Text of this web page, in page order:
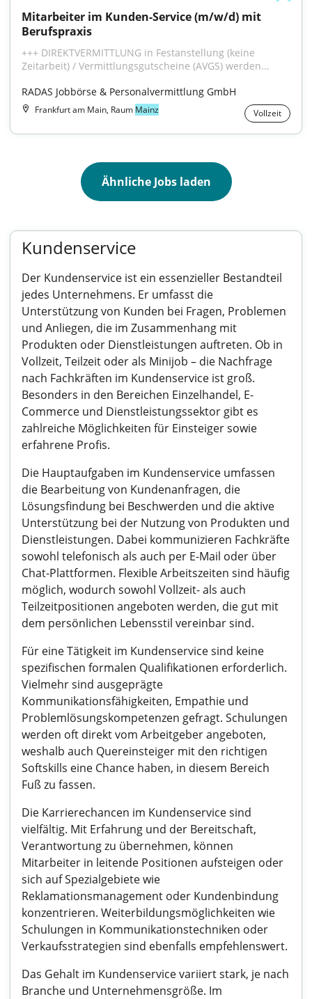
Mitarbeiter im Kunden-Service (m/w/d) mit
Berufspraxis
+++ DIREKTVERMITTLUNG in Festanstellung (keine
Zeitarbeit) / Vermittlungsgutscheine (AVGS) werden...
RADAS Jobbörse & Personalvermittlung GmbH
Frankfurt am Main, Raum Mainz Vollzeit
Ähnliche Jobs laden
Kundenservice
Der Kundenservice ist ein essenzieller Bestandteil
jedes Unternehmens. Er umfasst die
Unterstützung von Kunden bei Fragen, Problemen
und Anliegen, die im Zusammenhang mit
Produkten oder Dienstleistungen auftreten. Ob in
Vollzeit, Teilzeit oder als Minijob – die Nachfrage
nach Fachkräften im Kundenservice ist groß.
Besonders in den Bereichen Einzelhandel, E-
Commerce und Dienstleistungssektor gibt es
zahlreiche Möglichkeiten für Einsteiger sowie
erfahrene Profis.
Die Hauptaufgaben im Kundenservice umfassen
die Bearbeitung von Kundenanfragen, die
Lösungsfindung bei Beschwerden und die aktive
Unterstützung bei der Nutzung von Produkten und
Dienstleistungen. Dabei kommunizieren Fachkräfte
sowohl telefonisch als auch per E-Mail oder über
Chat-Plattformen. Flexible Arbeitszeiten sind häufig
möglich, wodurch sowohl Vollzeit- als auch
Teilzeitpositionen angeboten werden, die gut mit
dem persönlichen Lebensstil vereinbar sind.
Für eine Tätigkeit im Kundenservice sind keine
spezifischen formalen Qualifikationen erforderlich.
Vielmehr sind ausgeprägte
Kommunikationsfähigkeiten, Empathie und
Problemlösungskompetenzen gefragt. Schulungen
werden oft direkt vom Arbeitgeber angeboten,
weshalb auch Quereinsteiger mit den richtigen
Softskills eine Chance haben, in diesem Bereich
Fuß zu fassen.
Die Karrierechancen im Kundenservice sind
vielfältig. Mit Erfahrung und der Bereitschaft,
Verantwortung zu übernehmen, können
Mitarbeiter in leitende Positionen aufsteigen oder
sich auf Spezialgebiete wie
Reklamationsmanagement oder Kundenbindung
konzentrieren. Weiterbildungsmöglichkeiten wie
Schulungen in Kommunikationstechniken oder
Verkaufsstrategien sind ebenfalls empfehlenswert.
Das Gehalt im Kundenservice variiert stark, je nach
Branche und Unternehmensgröße. Im